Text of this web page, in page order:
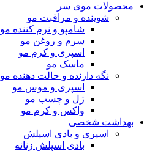
محصولات موی سر
شوینده و مراقبت مو
شامپو و نرم کننده مو
سرم و روغن مو
اسپری و کرم مو
ماسک مو
نگه دارنده و حالت دهنده مو
اسپری و موس مو
ژل و چسب مو
واکس و کرم مو
بهداشت شخصی
اسپری و بادی اسپلش
بادی اسپلش زنانه